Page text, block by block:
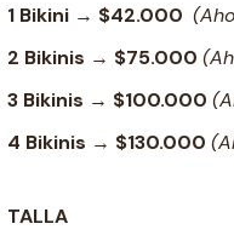
1 Bikini → $42.000
2 Bikinis → $75.000
3 Bikinis → $100.000
4 Bikinis → $130.000
TALLA